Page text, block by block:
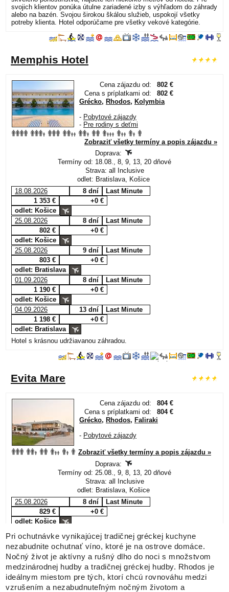
Pri ochutnávke vynikajúcej tradičnej gréckej kuchyne
nezabudnite ochutnať víno, ktoré je na ostrove domáce.
Nočný život je aktívny a rušný dlho do noci s množstvom
medzinárodnej hudby a tradičnej gréckej hudby. Rhodos je
ideálnym miestom pre tých, ktorí chcú rovnováhu medzi
vzrušením a nezabudnuteľným nočným životom a